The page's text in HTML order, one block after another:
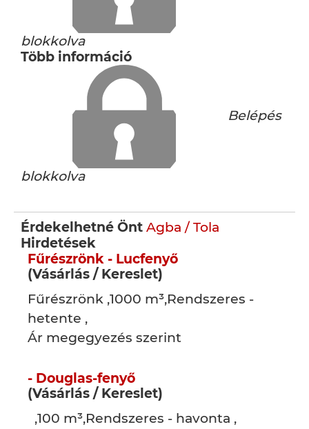
blokkolva
Több információ
Belépés
blokkolva
Érdekelhetné Önt Agba / Tola
Hirdetések
Fűrészrönk - Lucfenyő
(Vásárlás / Kereslet)
Fűrészrönk ,1000 m³,Rendszeres -
hetente ,
Ár megegyezés szerint
- Douglas-fenyő
(Vásárlás / Kereslet)
,100 m³,Rendszeres - havonta ,